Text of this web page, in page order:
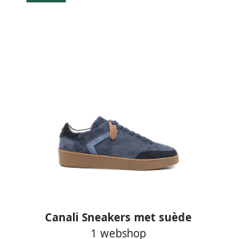
Canali Sneakers met suède
vlakken Blauw
1 webshop